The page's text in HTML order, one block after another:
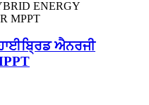
ਐਨਰਜੀ